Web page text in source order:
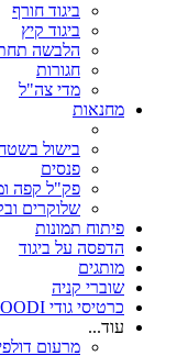
ביגוד חורף
ביגוד קיץ
הלבשה
חגורות
מדי צה"ל
מחנאות
בישול
פנסים
פק"ל קפה
שלוקרים
פיתוח תמונות
הדפסה על ביגוד
מותגים
שוברי קניה
כרטיסי גודי GOODI
עוד...
מרעום